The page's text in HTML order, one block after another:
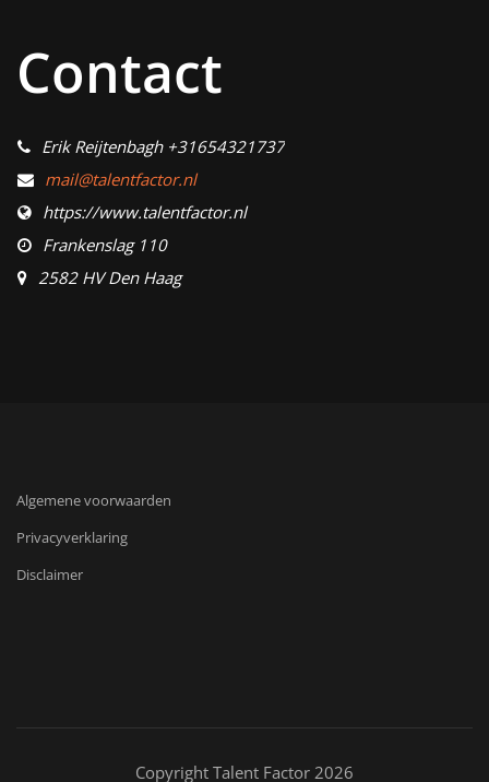
Contact
Erik Reijtenbagh +31654321737
mail@talentfactor.nl
https://www.talentfactor.nl
Frankenslag 110
2582 HV Den Haag
Algemene voorwaarden
Privacyverklaring
Disclaimer
Copyright Talent Factor 2026